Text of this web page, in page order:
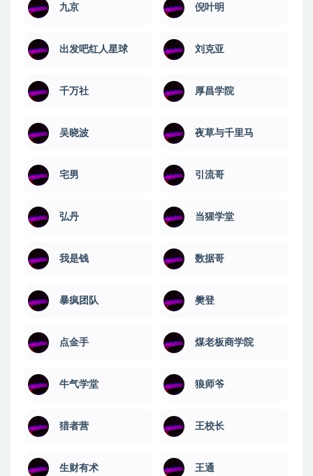
九京 倪叶明
出发吧红人星球 刘克亚
千万社 厚昌学院
吴晓波 夜草与千里马
宅男 引流哥
弘丹 当猩学堂
我是钱 数据哥
暴疯团队 樊登
点金手 煤老板商学院
牛气学堂 狼师爷
猎者营 王校长
生财有术 王通